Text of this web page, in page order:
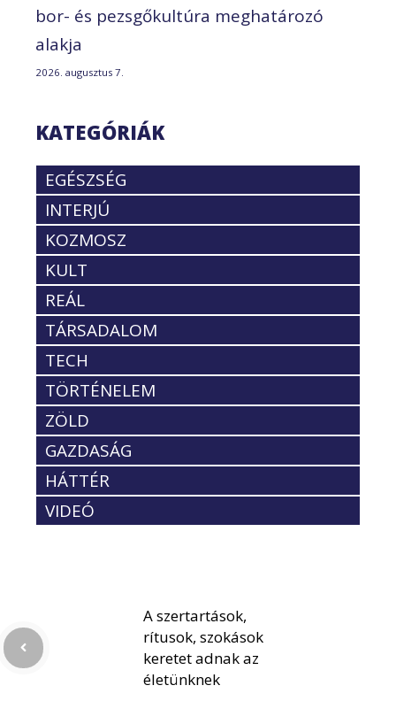
bor- és pezsgőkultúra meghatározó
alakja
2026. augusztus 7.
KATEGÓRIÁK
EGÉSZSÉG
INTERJÚ
KOZMOSZ
KULT
REÁL
TÁRSADALOM
TECH
TÖRTÉNELEM
ZÖLD
GAZDASÁG
HÁTTÉR
VIDEÓ
A szertartások,
rítusok, szokások
keretet adnak az
életünknek